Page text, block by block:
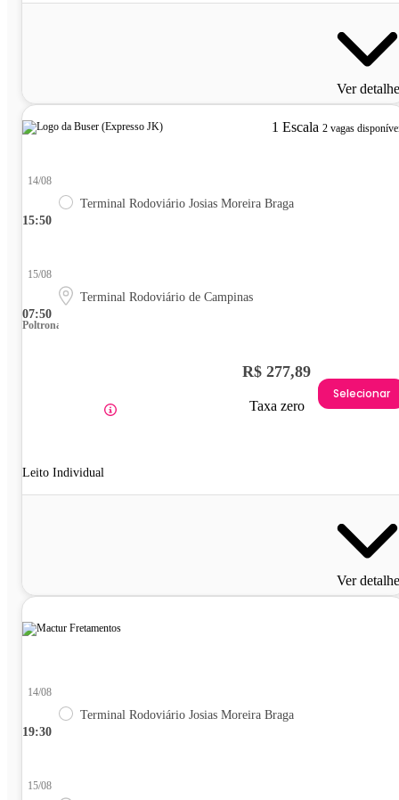
Ver
1 Escala 2 vagas
15:50
14/08
Terminal Rodoviário Josias Moreira Braga
07:50
15/08
Terminal Rodoviário de Campinas
Poltrona
Leito Individual
R$ 277,89
Taxa zero
Selecionar
Ver
19:30
14/08
Terminal Rodoviário Josias Moreira Braga
15/08